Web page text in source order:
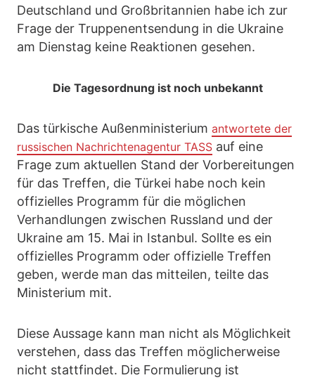
Deutschland und Großbritannien habe ich zur
Frage der Truppenentsendung in die Ukraine
am Dienstag keine Reaktionen gesehen.
Die Tagesordnung ist noch unbekannt
Das türkische Außenministerium antwortete der
russischen Nachrichtenagentur TASS auf eine
Frage zum aktuellen Stand der Vorbereitungen
für das Treffen, die Türkei habe noch kein
offizielles Programm für die möglichen
Verhandlungen zwischen Russland und der
Ukraine am 15. Mai in Istanbul. Sollte es ein
offizielles Programm oder offizielle Treffen
geben, werde man das mitteilen, teilte das
Ministerium mit.
Diese Aussage kann man nicht als Möglichkeit
verstehen, dass das Treffen möglicherweise
nicht stattfindet. Die Formulierung ist